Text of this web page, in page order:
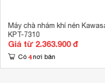
Máy chà nhám khí nén
KPT-7310
Giá từ 2.363.900 đ
Có 4 nơi bán